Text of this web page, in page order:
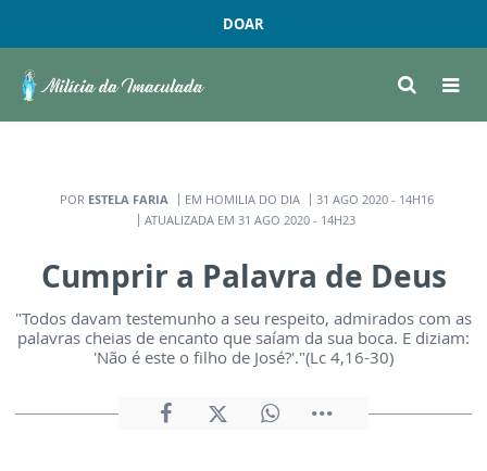
DOAR
POR ESTELA FARIA EM HOMILIA DO DIA
31 AGO 2020 - 14H16
ATUALIZADA EM 31 AGO 2020 - 14H23
Cumprir a Palavra de Deus
"Todos davam testemunho a seu respeito, admirados com as
palavras cheias de encanto que saíam da sua boca. E diziam:
'Não é este o filho de José?'."(Lc 4,16-30)